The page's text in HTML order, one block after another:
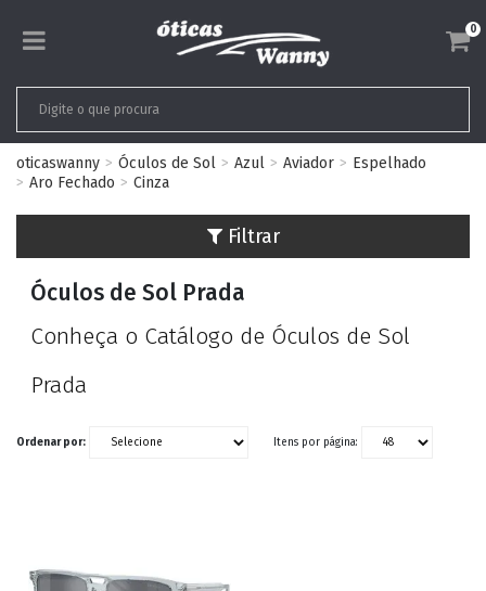
0
oticaswanny Óculos de Sol Azul Aviador
Espelhado
Aro Fechado
Cinza
Filtrar
Óculos de Sol Prada
Conheça o Catálogo de Óculos de Sol
Prada
Ordenar por: Itens por página: